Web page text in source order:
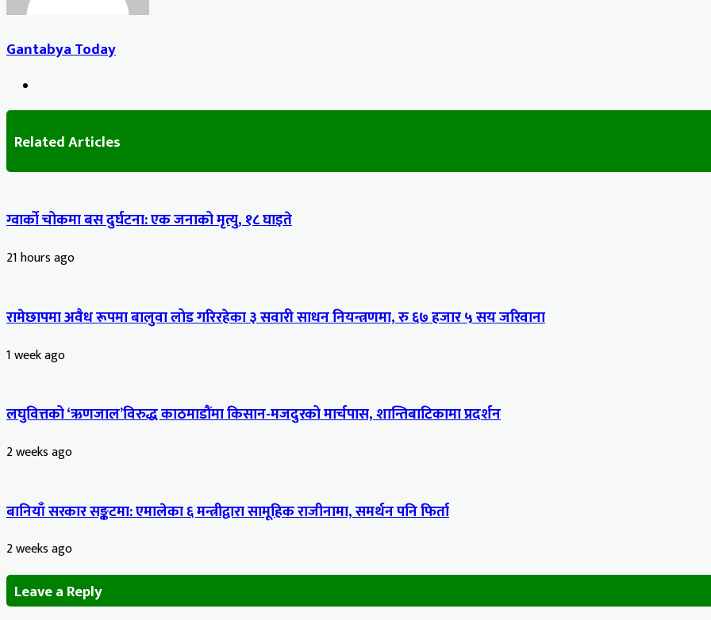
Gantabya Today
Related Articles
ग्वार्को चोकमा बस दुर्घटना: एक जनाको मृत्यु, १८ घाइते
21 hours ago
रामेछापमा अवैध रूपमा बालुवा लोड गरिरहेका ३ सवारी साधन नियन्त्रणमा, रु ६७ हजार ५ सय जरिवाना
1 week ago
लघुवित्तको ‘ऋणजाल’विरुद्ध काठमाडौंमा किसान-मजदुरको मार्चपास, शान्तिबाटिकामा प्रदर्शन
2 weeks ago
बानियाँ सरकार सङ्कटमा: एमालेका ६ मन्त्रीद्वारा सामूहिक राजीनामा, समर्थन पनि फिर्ता
2 weeks ago
Leave a Reply